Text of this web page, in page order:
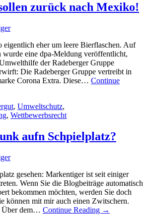
zurück nach Mexiko!
eigentlich eher um leere Bierflaschen. Auf
wurde eine dpa-Meldung veröffentlicht,
der Radeberger Gruppe
Die Radeberger Gruppe vertreibt in
Corona Extra. Diese… Continue
, Umweltschutz,
, Wettbewerbsrecht
aufn Schpielplatz?
gesehen: Markentiger ist seit einiger
Wenn Sie die Blogbeiträge automatisch
bekommen möchten, werden Sie doch
können mit mir auch einen Zwitschern.
Über dem… Continue Reading →